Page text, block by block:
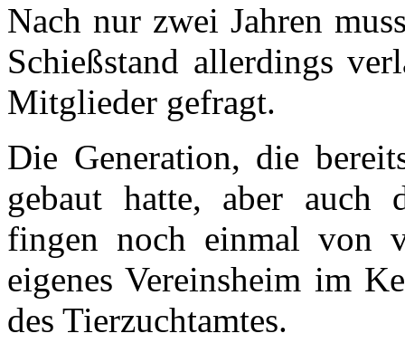
Nach nur zwei Jahren
Schießstand allerdings
Mitglieder gefragt.
Die Generation, die
gebaut hatte, aber auch
fingen noch einmal von
eigenes Vereinsheim im
des Tierzuchtamtes.